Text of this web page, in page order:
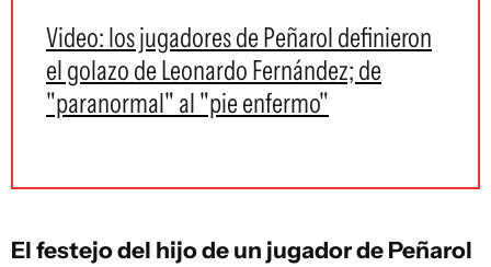
Video: los jugadores de Peñarol definieron
el golazo de Leonardo Fernández; de
"paranormal" al "pie enfermo"
El festejo del hijo de un jugador de Peñarol